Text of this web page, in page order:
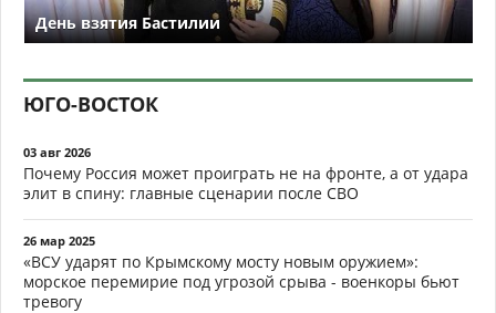
День взятия Бастилии
ЮГО-ВОСТОК
03 авг 2026
Почему Россия может проиграть не на фронте, а от удара
элит в спину: главные сценарии после СВО
26 мар 2025
«ВСУ ударят по Крымскому мосту новым оружием»:
морское перемирие под угрозой срыва - военкоры бьют
тревогу